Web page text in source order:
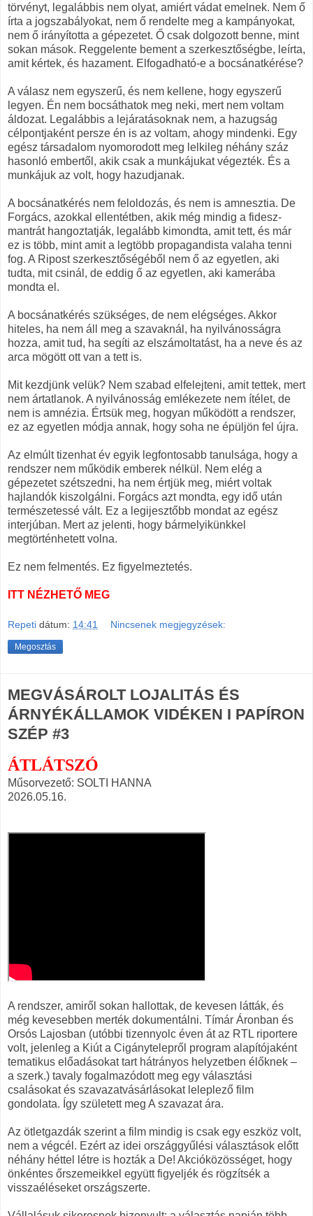
törvényt, legalábbis nem olyat, amiért vádat emelnek. Nem ő
írta a jogszabályokat, nem ő rendelte meg a kampányokat,
nem ő irányította a gépezetet. Ő csak dolgozott benne, mint
sokan mások. Reggelente bement a szerkesztőségbe, leírta,
amit kértek, és hazament. Elfogadható-e a bocsánatkérése?
A válasz nem egyszerű, és nem kellene, hogy egyszerű
legyen. Én nem bocsáthatok meg neki, mert nem voltam
áldozat. Legalábbis a lejáratásoknak nem, a hazugság
célpontjaként persze én is az voltam, ahogy mindenki. Egy
egész társadalom nyomorodott meg lelkileg néhány száz
hasonló embertől, akik csak a munkájukat végezték. És a
munkájuk az volt, hogy hazudjanak.
A bocsánatkérés nem feloldozás, és nem is amnesztia. De
Forgács, azokkal ellentétben, akik még mindig a fidesz-
mantrát hangoztatják, legalább kimondta, amit tett, és már
ez is több, mint amit a legtöbb propagandista valaha tenni
fog. A Ripost szerkesztőségéből nem ő az egyetlen, aki
tudta, mit csinál, de eddig ő az egyetlen, aki kamerába
mondta el.
A bocsánatkérés szükséges, de nem elégséges. Akkor
hiteles, ha nem áll meg a szavaknál, ha nyilvánosságra
hozza, amit tud, ha segíti az elszámoltatást, ha a neve és az
arca mögött ott van a tett is.
Mit kezdjünk velük? Nem szabad elfelejteni, amit tettek, mert
nem ártatlanok. A nyilvánosság emlékezete nem ítélet, de
nem is amnézia. Értsük meg, hogyan működött a rendszer,
ez az egyetlen módja annak, hogy soha ne épüljön fel újra.
Az elmúlt tizenhat év egyik legfontosabb tanulsága, hogy a
rendszer nem működik emberek nélkül. Nem elég a
gépezetet szétszedni, ha nem értjük meg, miért voltak
hajlandók kiszolgálni. Forgács azt mondta, egy idő után
természetessé vált. Ez a legijesztőbb mondat az egész
interjúban. Mert az jelenti, hogy bármelyikünkkel
megtörténhetett volna.
Ez nem felmentés. Ez figyelmeztetés.
ITT NÉZHETŐ MEG
Repeti dátum: 14:41 Nincsenek megjegyzések:
Megosztás
MEGVÁSÁROLT LOJALITÁS ÉS
ÁRNYÉKÁLLAMOK VIDÉKEN I PAPÍRON
SZÉP #3
ÁTLÁTSZÓ
Műsorvezető: SOLTI HANNA
2026.05.16.
A rendszer, amiről sokan hallottak, de kevesen látták, és
még kevesebben merték dokumentálni. Tímár Áronban és
Orsós Lajosban (utóbbi tizennyolc éven át az RTL riportere
volt, jelenleg a Kiút a Cigánytelepről program alapítójaként
tematikus előadásokat tart hátrányos helyzetben élőknek –
a szerk.) tavaly fogalmazódott meg egy választási
csalásokat és szavazatvásárlásokat leleplező film
gondolata. Így született meg A szavazat ára.
Az ötletgazdák szerint a film mindig is csak egy eszköz volt,
nem a végcél. Ezért az idei országgyűlési választások előtt
néhány héttel létre is hozták a De! Akcióközösséget, hogy
önkéntes őrszemeikkel együtt figyeljék és rögzítsék a
visszaéléseket országszerte.